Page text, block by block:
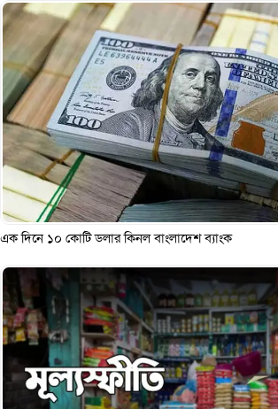
এক দিনে ১০ কোটি ডলার কিনল বাংলাদেশ ব্যাংক